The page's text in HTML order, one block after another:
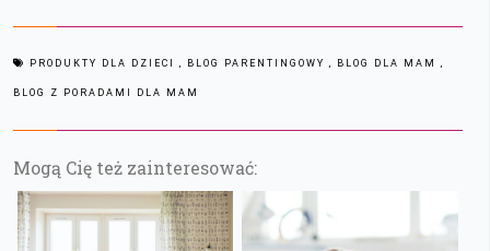
PRODUKTY DLA DZIECI , BLOG PARENTINGOWY , BLOG DLA MAM
BLOG Z PORADAMI DLA MAM
Mogą Cię też zainteresować: